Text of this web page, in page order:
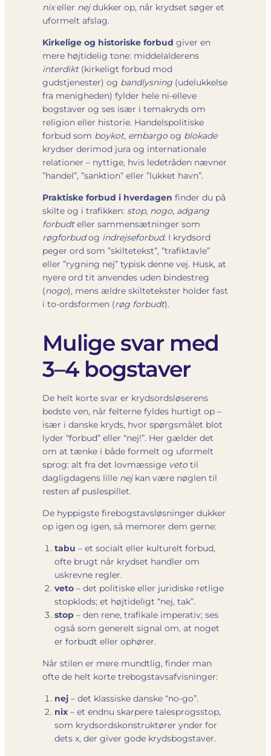
nixeller nejdukker op, når krydset søger et
uformelt afslag.
Kirkelige og historiske forbud giver en
mere højtidelig tone: middelalderens
interdikt(kirkeligt forbud mod
gudstjenester) og bandlysning (udelukkelse
fra menigheden) fylder hele ni-elleve
bogstaver og ses især i temakryds om
religion eller historie. Handelspolitiske
forbud som boykot, embargoog blokade
krydser derimod jura og internationale
relationer – nyttige, hvis ledetråden nævner
”handel”, ”sanktion” eller ”lukket havn”.
Praktiske forbud i hverdagen finder du på
skilte og i trafikken: stop, nogo, adgang
forbudteller sammensætninger som
røgforbudog indrejseforbud. I krydsord
peger ord som ”skiltetekst”, ”trafiktavle”
eller ”rygning nej” typisk denne vej. Husk, at
nyere ord tit anvendes uden bindestreg
(nogo), mens ældre skiltetekster holder fast
i to-ordsformen (røg forbudt).
Mulige svar med
3–4 bogstaver
De helt korte svar er krydsordsløserens
bedste ven, når felterne fyldes hurtigt op –
især i danske kryds, hvor spørgsmålet blot
lyder “forbud” eller “nej!”. Her gælder det
om at tænke i både formelt og uformelt
sprog: alt fra det lovmæssige vetotil
dagligdagens lille nejkan være nøglen til
resten af puslespillet.
De hyppigste firebogstavsløsninger dukker
op igen og igen, så memorer dem gerne:
tabu – et socialt eller kulturelt forbud,
ofte brugt når krydset handler om
uskrevne regler.
veto – det politiske eller juridiske retlige
stopklods; et højtideligt “nej, tak”.
stop – den rene, trafikale imperativ; ses
også som generelt signal om, at noget
er forbudt eller ophører.
Når stilen er mere mundtlig, finder man
ofte de helt korte trebogstavs­afvisninger:
nej – det klassiske danske “no-go”.
nix – et endnu skarpere talesprogs­stop,
som krydsordskonstruktører ynder for
dets x, der giver gode krydsbogstaver.